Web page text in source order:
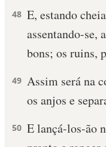
48 E, estando
assentando-se,
bons; os ruins,
49 Assim será na
os anjos e
50 E lançá-los-ão